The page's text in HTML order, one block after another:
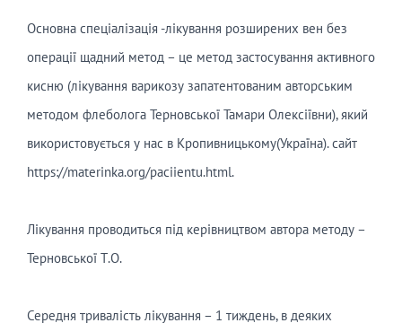
Основна спеціалізація -лікування розширених вен без
операції щадний метод – це метод застосування активного
кисню (лікування варикозу запатентованим авторським
методом флеболога Терновської Тамари Олексіївни), який
використовується у нас в Кропивницькому(Україна). сайт
https://materinka.org/paciientu.html.
Лікування проводиться під керівництвом автора методу –
Терновської Т.О.
Середня тривалість лікування – 1 тиждень, в деяких